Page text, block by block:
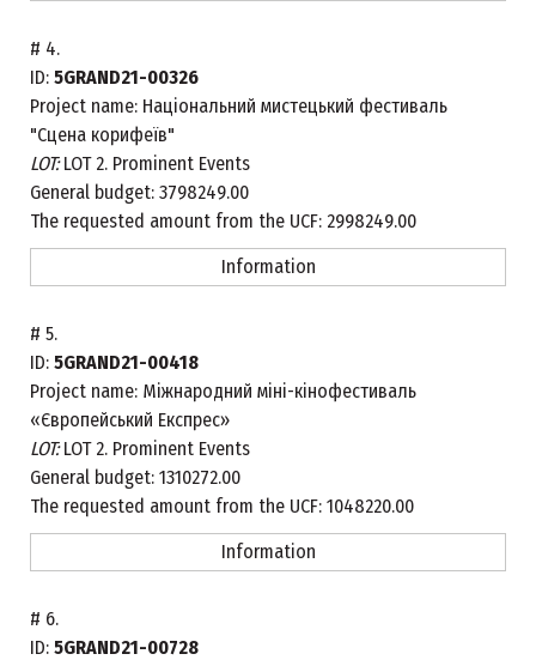
# 4.
ID: 5GRAND21-00326
Project name: Національний мистецький фестиваль
"Сцена корифеїв"
LOT:LOT 2. Prominent Events
General budget: 3798249.00
The requested amount from the UCF: 2998249.00
Information
# 5.
ID: 5GRAND21-00418
Project name: Міжнародний міні-кінофестиваль
«Європейський Експрес»
LOT:LOT 2. Prominent Events
General budget: 1310272.00
The requested amount from the UCF: 1048220.00
Information
# 6.
ID: 5GRAND21-00728